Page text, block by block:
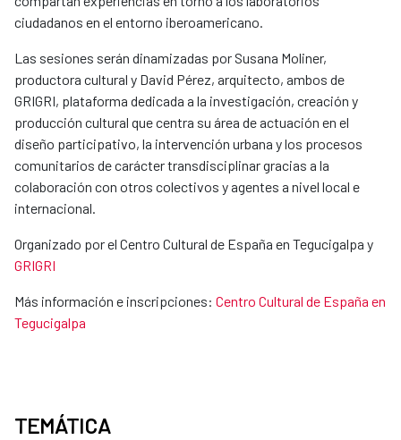
ciudadanos en el entorno iberoamericano.
Las sesiones serán dinamizadas por Susana Moliner,
productora cultural y David Pérez, arquitecto, ambos de
GRIGRI, plataforma dedicada a la investigación, creación y
producción cultural que centra su área de actuación en el
diseño participativo, la intervención urbana y los procesos
comunitarios de carácter transdisciplinar gracias a la
colaboración con otros colectivos y agentes a nivel local e
internacional.
Organizado por el Centro Cultural de España en Tegucigalpa y
GRIGRI
Más información e inscripciones: Centro Cultural de España en
Tegucigalpa
TEMÁTICA